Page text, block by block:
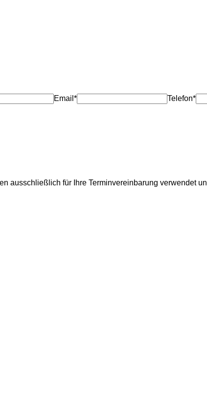
Email* Telefon*
ausschließlich für Ihre Terminvereinbarung verwendet